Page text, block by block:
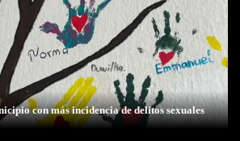
con más incidencia de delitos sexuales